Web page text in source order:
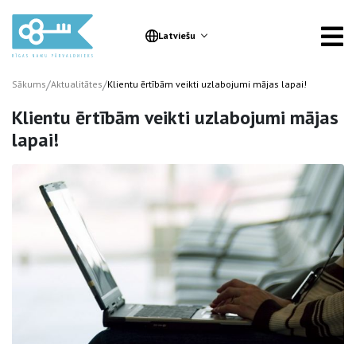
Latviešu
Sākums/Aktualitātes/Klientu ērtībām veikti uzlabojumi mājas lapai!
Klientu ērtībām veikti uzlabojumi mājas
lapai!